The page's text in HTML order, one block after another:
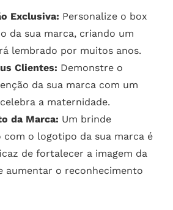
Exclusiva: Personalize o box
da sua marca, criando um
lembrado por muitos anos.
Clientes: Demonstre o
da sua marca com um
a maternidade.
da Marca: Um brinde
com o logotipo da sua marca é
de fortalecer a imagem da
aumentar o reconhecimento